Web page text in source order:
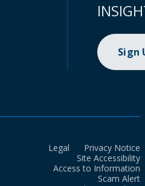
Sign
Legal
Privacy Notice
Site Accessibility
Access to Information
Scam Alert